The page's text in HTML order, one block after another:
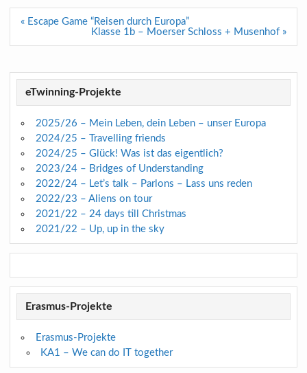
Beitragsnavigation
« Escape Game “Reisen durch Europa”
Klasse 1b – Moerser Schloss + Musenhof »
eTwinning-Projekte
2025/26 – Mein Leben, dein Leben – unser Europa
2024/25 – Travelling friends
2024/25 – Glück! Was ist das eigentlich?
2023/24 – Bridges of Understanding
2022/24 – Let’s talk – Parlons – Lass uns reden
2022/23 – Aliens on tour
2021/22 – 24 days till Christmas
2021/22 – Up, up in the sky
Erasmus-Projekte
Erasmus-Projekte
KA1 – We can do IT together